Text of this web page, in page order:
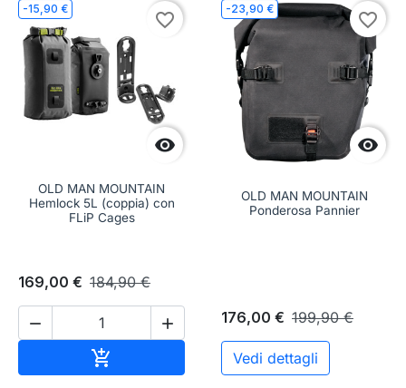
-15,90 €

favorite_border
OLD MAN MOUNTAIN
Hemlock 5L (coppia) con
FLiP Cages
169,00 € 184,90 €
 
 Aggiungi al carrello
-23,90 €

favorite_border
OLD MAN MOUNTAIN
Ponderosa Pannier
176,00 € 199,90 €
Vedi dettagli